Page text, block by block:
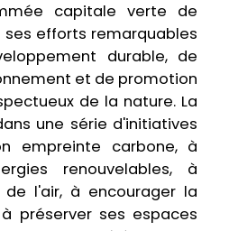
capitale verte de
ses efforts remarquables
durable, de
et de promotion
de la nature. La
une série d'initiatives
empreinte carbone, à
renouvelables, à
l'air, à encourager la
préserver ses espaces